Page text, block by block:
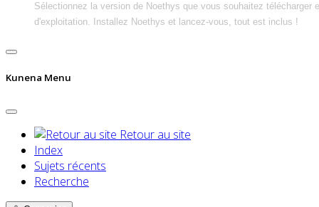
Sélectionnez la version de Noethys que vous souhaitez télécharger
d'exploitation. Installez Noethys et lancez-vous, tout est inclus !
Kunena Menu
Retour au site
Index
Sujets récents
Recherche